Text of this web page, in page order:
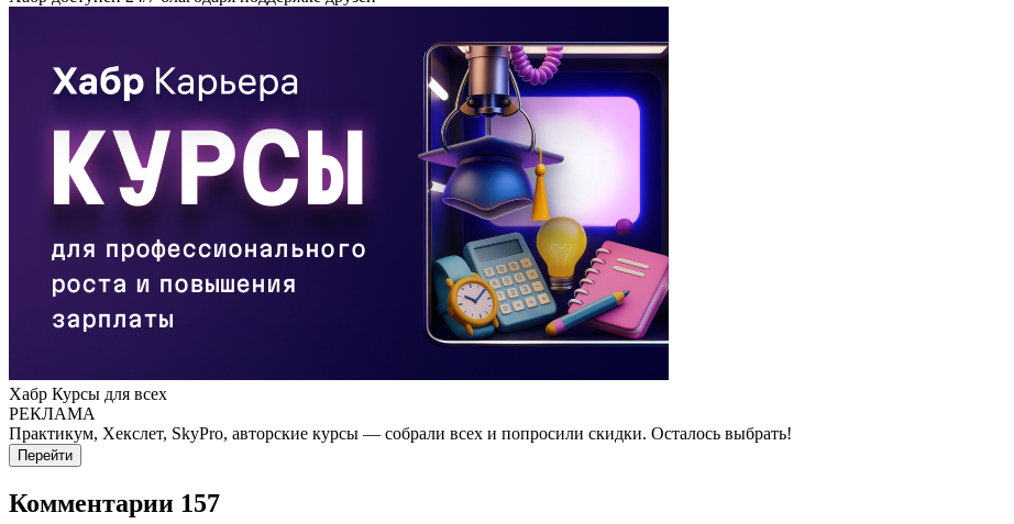
Хабр Курсы для всех
РЕКЛАМА
Практикум, Хекслет, SkyPro, авторские курсы — собрали всех и попросили скидки. Осталось выбрать!
Перейти
Комментарии 157